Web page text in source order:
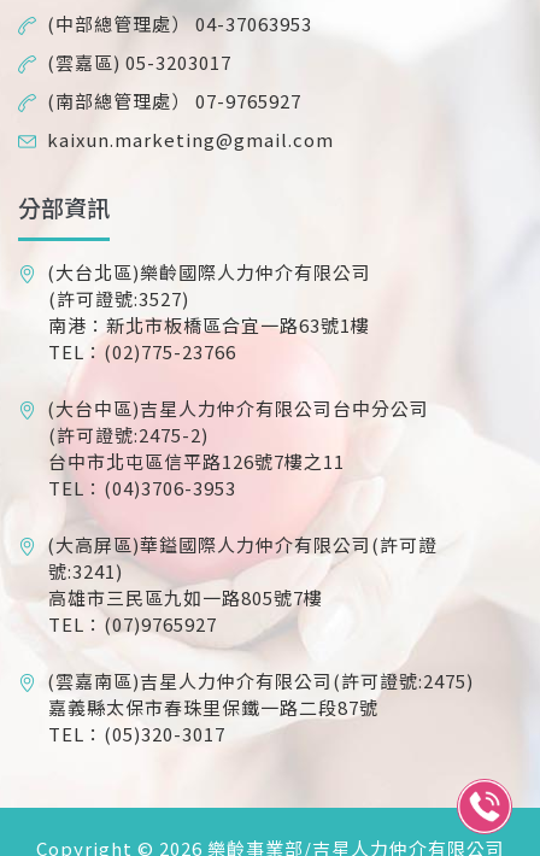
(中部總管理處） 04-37063953
(雲嘉區) 05-3203017
(南部總管理處） 07-9765927
kaixun.marketing@gmail.com
分部資訊
(大台北區)樂齡國際人力仲介有限公司
(許可證號:3527)
南港：新北市板橋區合宜一路63號1樓
TEL：(02)775-23766
(大台中區)吉星人力仲介有限公司台中分公司
(許可證號:2475-2)
台中市北屯區信平路126號7樓之11
TEL：(04)3706-3953
(大高屏區)華鎰國際人力仲介有限公司(許可證
號:3241)
高雄市三民區九如一路805號7樓
TEL：(07)9765927
(雲嘉南區)吉星人力仲介有限公司(許可證號:2475)
嘉義縣太保市春珠里保鐵一路二段87號
TEL：(05)320-3017
Copyright © 2026 樂齡事業部/吉星人力仲介有限公司